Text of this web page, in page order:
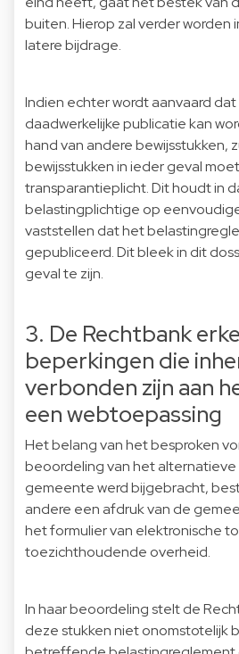
buiten. Hierop zal verder worden
latere bijdrage.
Indien echter wordt aanvaard
daadwerkelijke publicatie kan
hand van andere bewijsstukken,
bewijsstukken in ieder geval
transparantieplicht. Dit houdt in
belastingplichtige op
vaststellen dat het
gepubliceerd. Dit bleek in dit
geval te zijn.
3. De Rechtbank
beperkingen die
verbonden zijn aan
een webtoepassing
Het belang van het besproken
beoordeling van het
gemeente werd bijgebracht,
andere een afdruk van de
het formulier van elektronische
toezichthoudende overheid.
In haar beoordeling stelt de
deze stukken niet onomstotelijk